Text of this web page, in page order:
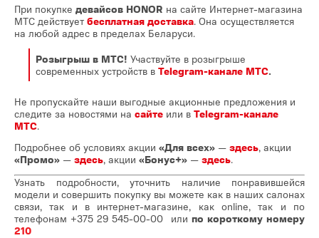
При покупке девайсов HONOR на сайте Интернет-магазина
МТС действует бесплатная доставка. Она осуществляется
на любой адрес в пределах Беларуси.
Розыгрыш в МТС! Участвуйте в розыгрыше
современных устройств в Telegram-канале МТС.
Не пропускайте наши выгодные акционные предложения и
следите за новостями на сайте или в Telegram-канале
МТС.
Подробнее об условиях акции «Для всех» — здесь, акции
«Промо» — здесь, акции «Бонус+» — здесь.
Узнать подробности, уточнить наличие понравившейся
модели и совершить покупку вы можете как в наших салонах
связи, так и в интернет-магазине, как online, так и по
телефонам +375 29 545-00-00 или по короткому номеру
210